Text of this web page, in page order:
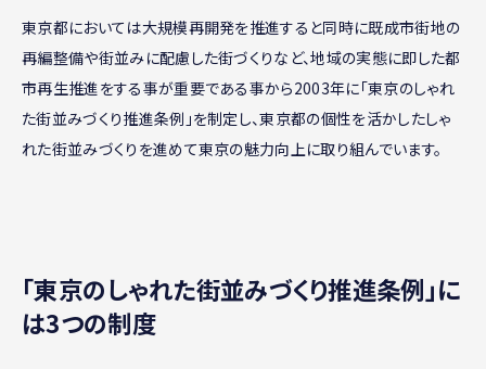
東京都においては大規模再開発を推進すると同時に既成市街地の
再編整備や街並みに配慮した街づくりなど、地域の実態に即した都
市再生推進をする事が重要である事から2003年に「東京のしゃれ
た街並みづくり推進条例」を制定し、東京都の個性を活かしたしゃ
れた街並みづくりを進めて東京の魅力向上に取り組んでいます。
｢東京のしゃれた街並みづくり推進条例｣に
は3つの制度